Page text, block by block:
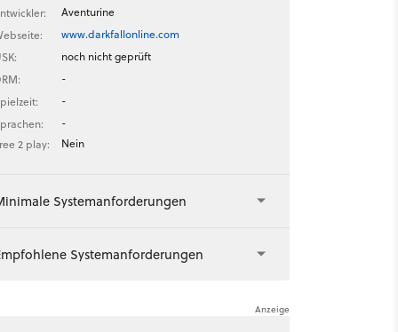
Aventurine
www.darkfallonline.com
noch nicht geprüft
-
-
-
2 play:
Nein
Systemanforderungen
Systemanforderungen